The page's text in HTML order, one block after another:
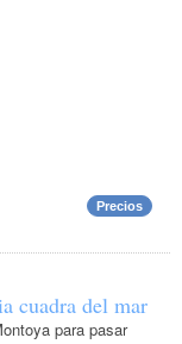
Precios
cuadra del mar
para pasar